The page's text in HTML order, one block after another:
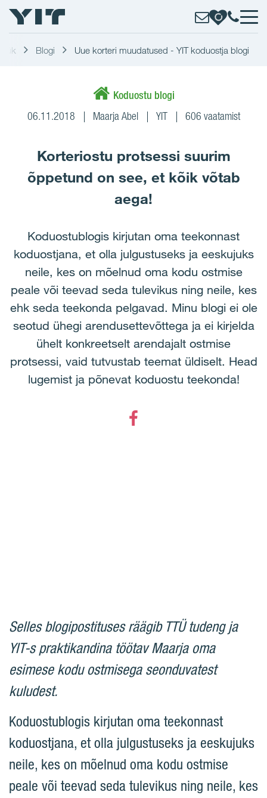
Blogi Uue korteri muudatused - YIT koduostja blogi
Koduostu blogi
06.11.2018 Maarja Abel YIT 606 vaatamist
Korteriostu protsessi suurim
õppetund on see, et kõik võtab
aega!
Koduostublogis kirjutan oma teekonnast
koduostjana, et olla julgustuseks ja eeskujuks
neile, kes on mõelnud oma kodu ostmise
peale või teevad seda tulevikus ning neile, kes
ehk seda teekonda pelgavad. Minu blogi ei ole
seotud ühegi arendusettevõttega ja ei kirjelda
ühelt konkreetselt arendajalt ostmise
protsessi, vaid tutvustab teemat üldiselt. Head
lugemist ja põnevat koduostu teekonda!
Selles blogipostituses räägib TTÜ tudeng ja
YIT-s praktikandina töötav Maarja oma
esimese kodu ostmisega seonduvatest
kuludest.
Koduostublogis kirjutan oma teekonnast
koduostjana, et olla julgustuseks ja eeskujuks
neile, kes on mõelnud oma kodu ostmise
peale või teevad seda tulevikus ning neile, kes